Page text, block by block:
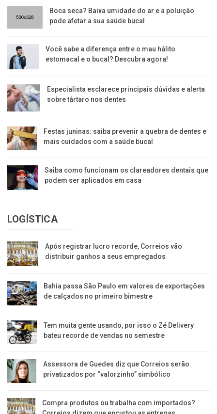
Boca seca? Baixa umidade do ar e a poluição
pode afetar a sua saúde bucal
Você sabe a diferença entre o mau hálito
estomacal e o bucal? Descubra agora!
Especialista esclarece principais dúvidas e alerta
sobre tártaro nos dentes
Festas juninas: saiba prevenir a quebra de dentes e
mais cuidados com a saúde bucal
Saiba como funcionam os clareadores dentais que
podem ser aplicados em casa
LOGÍSTICA
Após registrar lucro recorde, Correios vão
distribuir ganhos a seus empregados
Bahia passa São Paulo em valores de exportações
de calçados no primeiro bimestre
Tem muita gente usando, por isso o Zé Delivery
bateu recorde de vendas no semestre
Assessora de Guedes diz que Correios serão
privatizados por “valorzinho” simbólico
Compra produtos ou trabalha com importados?